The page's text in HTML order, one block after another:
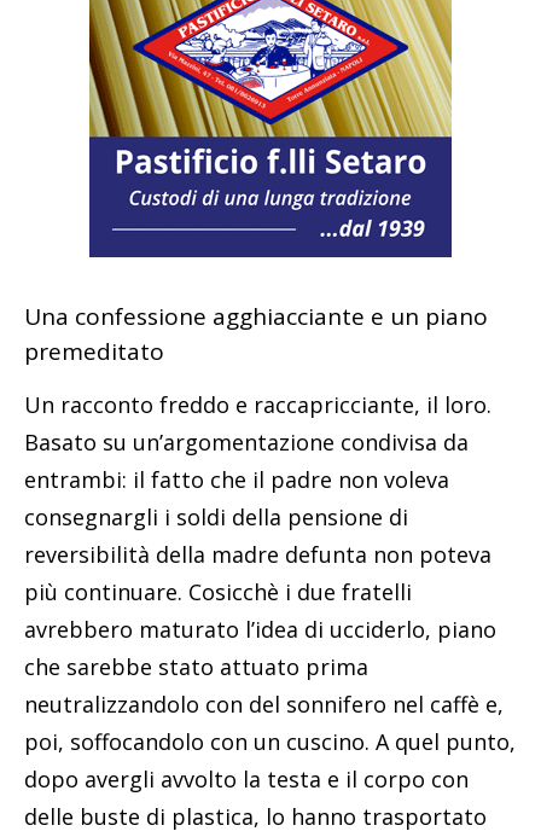
Una confessione agghiacciante e un piano
premeditato
Un racconto freddo e raccapricciante, il loro.
Basato su un’argomentazione condivisa da
entrambi: il fatto che il padre non voleva
consegnargli i soldi della pensione di
reversibilità della madre defunta non poteva
più continuare. Cosicchè i due fratelli
avrebbero maturato l’idea di ucciderlo, piano
che sarebbe stato attuato prima
neutralizzandolo con del sonnifero nel caffè e,
poi, soffocandolo con un cuscino. A quel punto,
dopo avergli avvolto la testa e il corpo con
delle buste di plastica, lo hanno trasportato